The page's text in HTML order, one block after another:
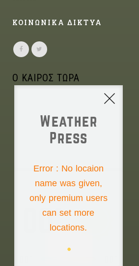
ΚΟΙΝΩΝΙΚΑ ΔΙΚΤΥΑ
Ο ΚΑΙΡΟΣ ΤΩΡΑ
Weather
Press
Error : No locaion
name was given,
only premium users
can set more
locations.
Saturday the 8th
00°